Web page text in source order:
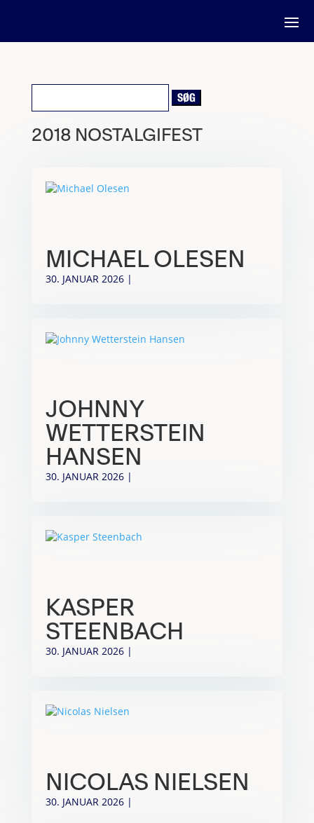
2018 NOSTALGIFEST
MICHAEL OLESEN
30. JANUAR 2026|
JOHNNY
WETTERSTEIN
HANSEN
30. JANUAR 2026|
KASPER
STEENBACH
30. JANUAR 2026|
NICOLAS NIELSEN
30. JANUAR 2026|